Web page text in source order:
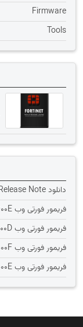
Firmware
Tools
دانلود Release Note فریمور فورتی وب ورژن 7.4.13
فریمور فورتی وب FWB-600E ورژن 7.4.13
فریمور فورتی وب FWB-600D ورژن 7.4.13
فریمور فورتی وب FWB-1000F ورژن 7.4.13
فریمور فورتی وب FWB-1000E ورژن 7.4.13